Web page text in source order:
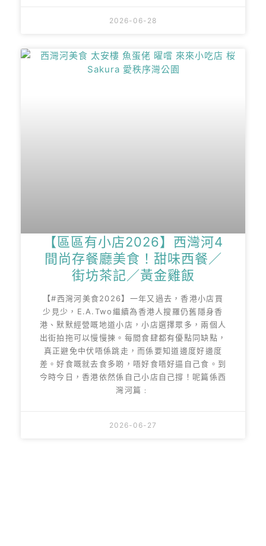
2026-06-28
【區區有小店2026】西灣河4
間尚存餐廳美食！甜味西餐／
街坊茶記／黃金雞飯
【#西灣河美食2026】一年又過去，香港小店買
少見少，E.A.Two繼續為香港人搜羅仍舊隱身香
港、默默經營嘅地道小店，小店選擇眾多，兩個人
出街拍拖可以慢慢揀。每間食肆都有優點同缺點，
真正避免中伏唔係跳走，而係要知道邊度好邊度
差。好食嘅就去食多啲，唔好食唔好逼自己食。到
今時今日，香港依然係自己小店自己撐！呢篇係西
灣河篇﹕
2026-06-27